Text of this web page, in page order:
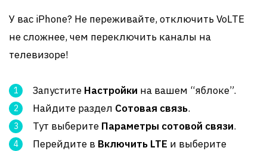
У вас iPhone? Не переживайте, отключить VoLTE
не сложнее, чем переключить каналы на
телевизоре!
Запустите Настройки на вашем “яблоке”.
Найдите раздел Сотовая связь.
Тут выберите Параметры сотовой связи.
Перейдите в Включить LTE и выберите